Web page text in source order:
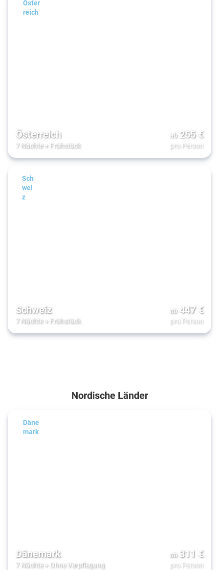
Öster
reich
Österreich
7 Nächte+ Frühstück
ab 255€
pro Person
Sch
wei
z
Schweiz
7 Nächte+ Frühstück
ab 447€
pro Person
Nordische Länder
Däne
mark
Dänemark
7 Nächte+ Ohne Verpflegung
ab 311 €
pro Person